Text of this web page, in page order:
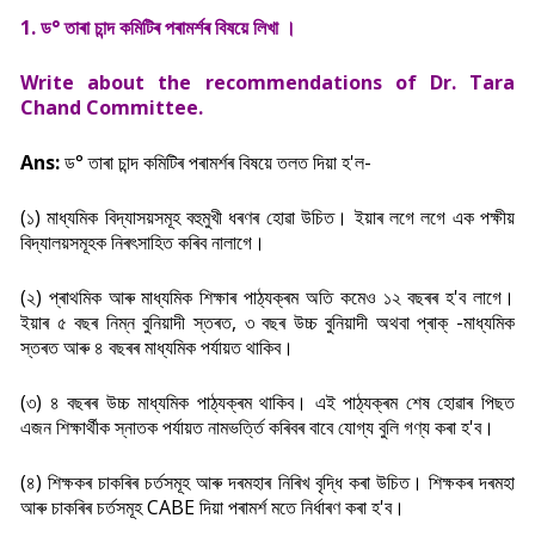
1. ড° তাৰা চান্দ কমিটিৰ পৰামৰ্শৰ বিষয়ে লিখা ।
Write about the recommendations of Dr. Tara
Chand Committee.
Ans:ড° তাৰা চান্দ কমিটিৰ পৰামৰ্শৰ বিষয়ে তলত দিয়া হ'ল-
(১) মাধ্যমিক বিদ্যাসয়সমূহ বহুমুখী ধৰণৰ হোৱা উচিত। ইয়াৰ লগে লগে এক পক্ষীয়
বিদ্যালয়সমূহক নিৰৎসাহিত কৰিব নালাগে।
(২) প্ৰাথমিক আৰু মাধ্যমিক শিক্ষাৰ পাঠ্যক্ৰম অতি কমেও ১২ বছৰৰ হ'ব লাগে।
ইয়াৰ ৫ বছৰ নিম্ন বুনিয়াদী স্তৰত, ৩ বছৰ উচ্চ বুনিয়াদী অথবা প্ৰাক্ -মাধ্যমিক
স্তৰত আৰু ৪ বছৰৰ মাধ্যমিক পৰ্যায়ত থাকিব।
(৩) ৪ বছৰৰ উচ্চ মাধ্যমিক পাঠ্যক্ৰম থাকিব। এই পাঠ্যক্ৰম শেষ হোৱাৰ পিছত
এজন শিক্ষাৰ্থীক স্নাতক পৰ্যায়ত নামভৰ্ত্তি কৰিবৰ বাবে যোগ্য বুলি গণ্য কৰা হ'ব।
(৪) শিক্ষকৰ চাকৰিৰ চৰ্তসমূহ আৰু দৰমহাৰ নিৰিখ বৃদ্ধি কৰা উচিত। শিক্ষকৰ দৰমহা
আৰু চাকৰিৰ চৰ্তসমূহ CABE দিয়া পৰামৰ্শ মতে নিৰ্ধাৰণ কৰা হ'ব।